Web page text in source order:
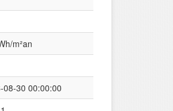
m²an
08-30 00:00:00